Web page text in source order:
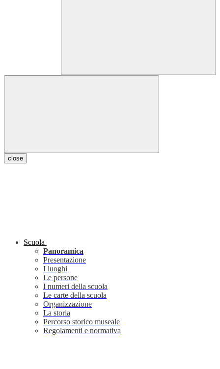
close
Scuola
Panoramica
Presentazione
I luoghi
Le persone
I numeri della scuola
Le carte della scuola
Organizzazione
La storia
Percorso storico museale
Regolamenti e normativa